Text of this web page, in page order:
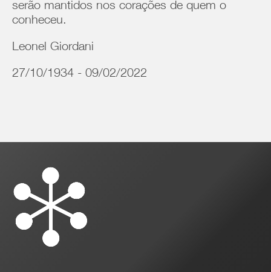
serão mantidos nos corações de quem o
conheceu.
Leonel Giordani
27/10/1934 - 09/02/2022